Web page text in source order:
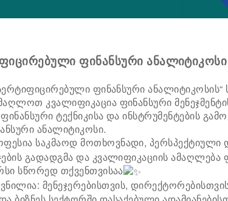
ფინანსური ანალიტიკოსი
ფინანსური
კვალიფიკაცია ფინანსური
ტექნიკისა და ინსტრუმენტების
ანალიტიკოსი.
საკმაოდ მოთხოვნადი, პერსპექტიული
გადადგმა და კვალიფიკაციის ამაღლება
სწორედ თქვენთვისაა
მენეჯერებისთვის,